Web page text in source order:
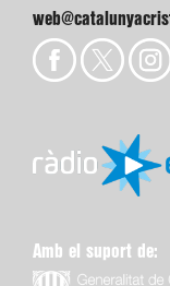
Amb el suport de: